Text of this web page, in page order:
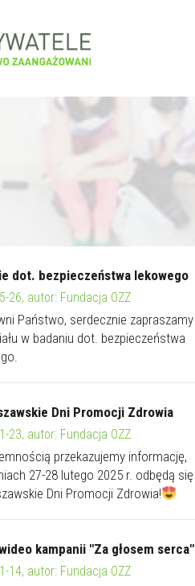
dot. bezpieczeństwa lekowego
26, autor: Fundacja OZZ
Państwo, serdecznie zapraszamy
w badaniu dot. bezpieczeństwa
Dni Promocji Zdrowia
23, autor: Fundacja OZZ
przekazujemy informację,
27-28 lutego 2025 r. odbędą się
Dni Promocji Zdrowia!
kampanii "Za głosem serca"
14, autor: Fundacja OZZ